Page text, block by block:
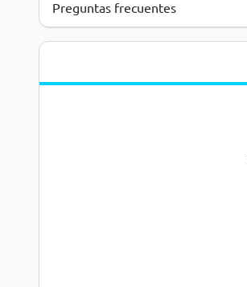
Preguntas frecuentes